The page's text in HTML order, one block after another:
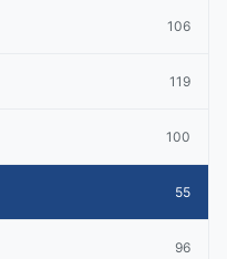
106
119
100
55
96